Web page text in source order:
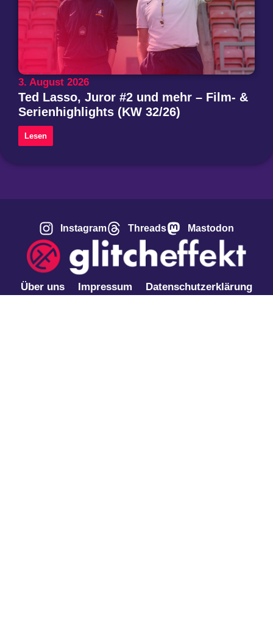
3. August 2026
Ted Lasso, Juror #2 und mehr – Film- &
Serienhighlights (KW 32/26)
Lesen
Instagram Threads Mastodon
Über uns Impressum
Datenschutzerklärung